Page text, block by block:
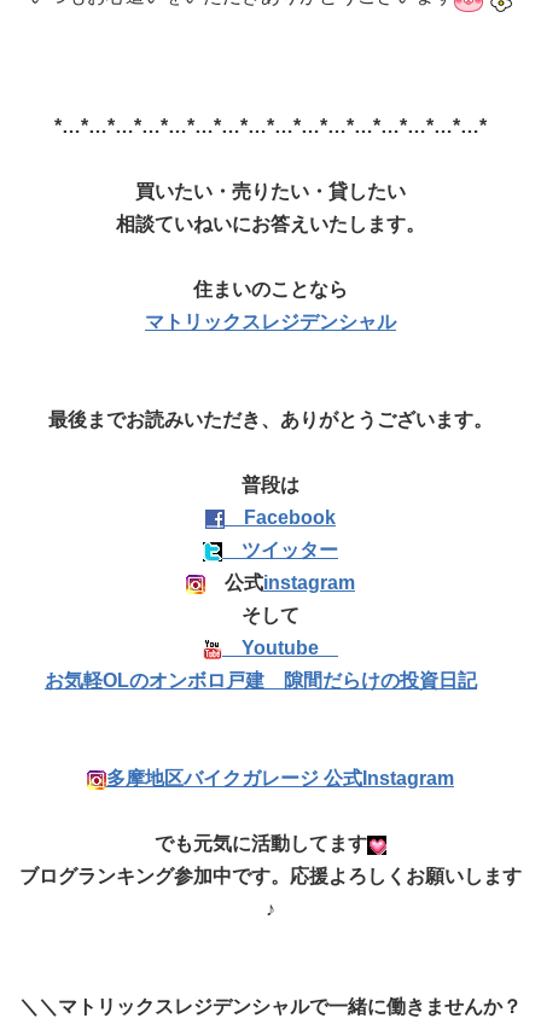
*…*…*…*…*…*…*…*…*…*…*…*…*…*…*…*…*
買いたい・売りたい・貸したい
相談ていねいにお答えいたします。
住まいのことなら
マトリックスレジデンシャル
最後までお読みいただき、ありがとうございます。
普段は
Facebook
ツイッター
公式instagram
そして
Youtube
お気軽OLのオンボロ戸建 隙間だらけの投資日記
多摩地区バイクガレージ 公式Instagram
でも元気に活動してます
ブログランキング参加中です。応援よろしくお願いします
♪
＼＼マトリックスレジデンシャルで一緒に働きませんか？